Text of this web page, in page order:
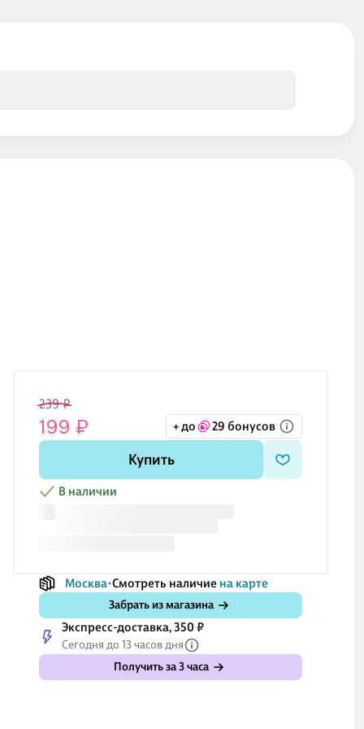
239 ₽
199 ₽ + до 29 бонусов
Купить
В наличии
Москва Смотреть наличие на карте
Забрать из магазина
Экспресс-доставка, 350 ₽
Сегодня до 13 часов дня
Получить за 3 часа